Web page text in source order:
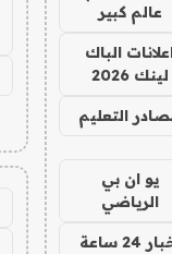
عالم كبير
الباك
لينك 2026
التعليم
يو ان بي
الرياضي
24 ساعة